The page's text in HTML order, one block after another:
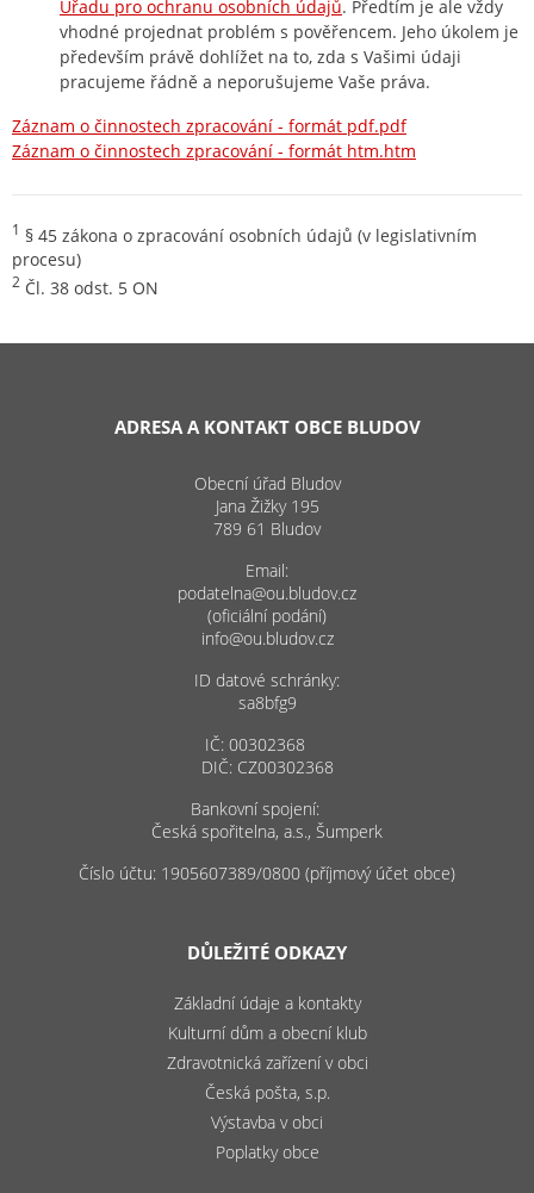
Úřadu pro ochranu osobních údajů. Předtím je ale vždy
vhodné projednat problém s pověřencem. Jeho úkolem je
především právě dohlížet na to, zda s Vašimi údaji
pracujeme řádně a neporušujeme Vaše práva.
Záznam o činnostech zpracování - formát pdf.pdf
Záznam o činnostech zpracování - formát htm.htm
1 § 45 zákona o zpracování osobních údajů (v legislativním
procesu)
2 Čl. 38 odst. 5 ON
ADRESA A KONTAKT OBCE BLUDOV
Obecní úřad Bludov
Jana Žižky 195
789 61 Bludov
Email:
podatelna@ou.bludov.cz
(oficiální podání)
info@ou.bludov.cz
ID datové schránky:
sa8bfg9
IČ: 00302368
DIČ: CZ00302368
Bankovní spojení:
Česká spořitelna, a.s., Šumperk
Číslo účtu: 1905607389/0800 (příjmový účet obce)
DŮLEŽITÉ ODKAZY
Základní údaje a kontakty
Kulturní dům a obecní klub
Zdravotnická zařízení v obci
Česká pošta, s.p.
Výstavba v obci
Poplatky obce